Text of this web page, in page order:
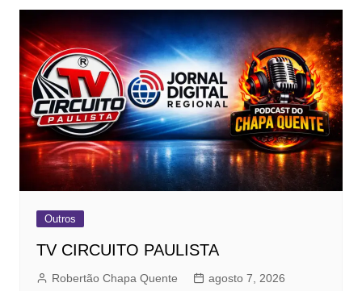
Outros
TV CIRCUITO PAULISTA
Robertão Chapa Quente
agosto 7, 2026